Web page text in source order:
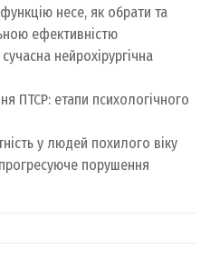
несе, як обрати та
ефективністю
нейрохірургічна
ПТСР: етапи психологічного
у людей похилого віку
порушення